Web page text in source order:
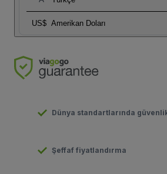
US$ Amerikan Doları
Dünya standartlarında
Şeffaf fiyatlandırma